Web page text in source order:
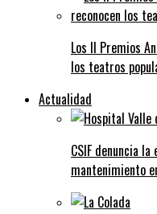
Los II Premios
los teatros
Actualidad
CSIF denuncia
mantenimiento